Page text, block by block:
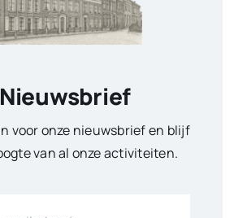
Nieuwsbrief
voor onze nieuwsbrief en blijf
van al onze activiteiten.